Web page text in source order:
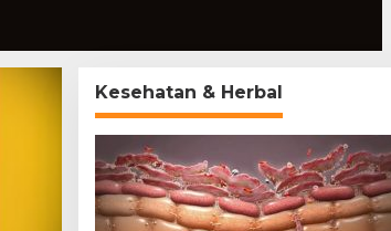
Kesehatan & Herbal